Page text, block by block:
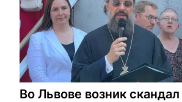
Во Львове возник скандал